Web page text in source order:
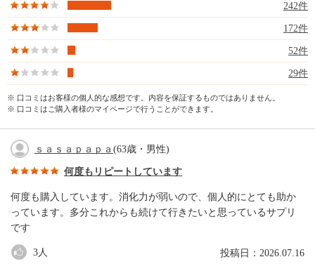
242件
172件
52件
29件
※ 口コミはお客様の個人的な感想です。内容を保証するものではありません。
※ 口コミはご購入者様のマイページで行うことができます。
ｓａｓａｐａｐａ (63歳・男性)
何度もリピートしています
何度も購入しています。消化力が弱いので、個人的にとても助か
っています。多分これからも続けて行きたいと思っているサプリ
です
投稿日：2026.07.16
3人